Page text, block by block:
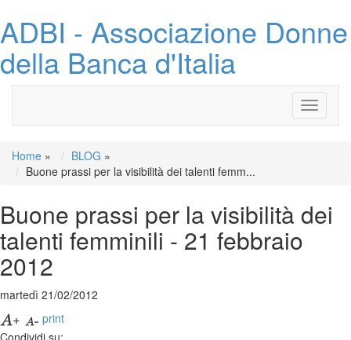
ADBI - Associazione Donne
della Banca d'Italia
Toggle
Home » BLOG »
Buone prassi per la visibilità dei talenti femm...
Buone prassi per la visibilità dei
talenti femminili - 21 febbraio
2012
martedì 21/02/2012
print